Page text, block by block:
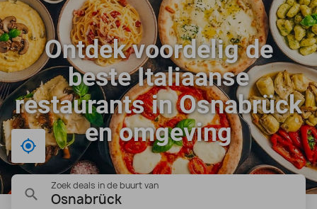
10+ miljoen leden
9,4
Ontdek 15.000+ deals
Ontdek voordelig de
beste Italiaanse
restaurants in Osnabrück
en omgeving
Bij mij in de buurt
Zoek deals in de buurt van
Osnabrück